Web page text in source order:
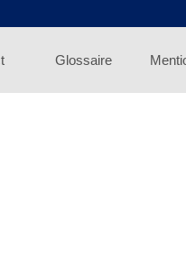
Glossaire